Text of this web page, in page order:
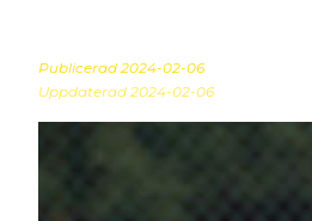
Publicerad 2024-02-06
Uppdaterad 2024-02-06